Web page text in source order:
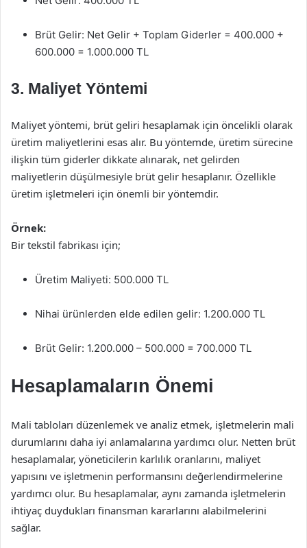
Brüt Gelir: Net Gelir + Toplam Giderler = 400.000 +
600.000 = 1.000.000 TL
3. Maliyet Yöntemi
Maliyet yöntemi, brüt geliri hesaplamak için öncelikli olarak
üretim maliyetlerini esas alır. Bu yöntemde, üretim sürecine
ilişkin tüm giderler dikkate alınarak, net gelirden
maliyetlerin düşülmesiyle brüt gelir hesaplanır. Özellikle
üretim işletmeleri için önemli bir yöntemdir.
Örnek:
Bir tekstil fabrikası için;
Üretim Maliyeti: 500.000 TL
Nihai ürünlerden elde edilen gelir: 1.200.000 TL
Brüt Gelir: 1.200.000 – 500.000 = 700.000 TL
Hesaplamaların Önemi
Mali tabloları düzenlemek ve analiz etmek, işletmelerin mali
durumlarını daha iyi anlamalarına yardımcı olur. Netten brüt
hesaplamalar, yöneticilerin karlılık oranlarını, maliyet
yapısını ve işletmenin performansını değerlendirmelerine
yardımcı olur. Bu hesaplamalar, aynı zamanda işletmelerin
ihtiyaç duydukları finansman kararlarını alabilmelerini
sağlar.